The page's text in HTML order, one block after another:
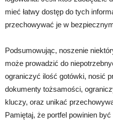
mieć łatwy dostęp do tych
przechowywać je w
Podsumowując, noszenie
może prowadzić do
ograniczyć ilość gotówki, nosić
dokumenty tożsamości,
kluczy, oraz unikać
Pamiętaj, że portfel powinien